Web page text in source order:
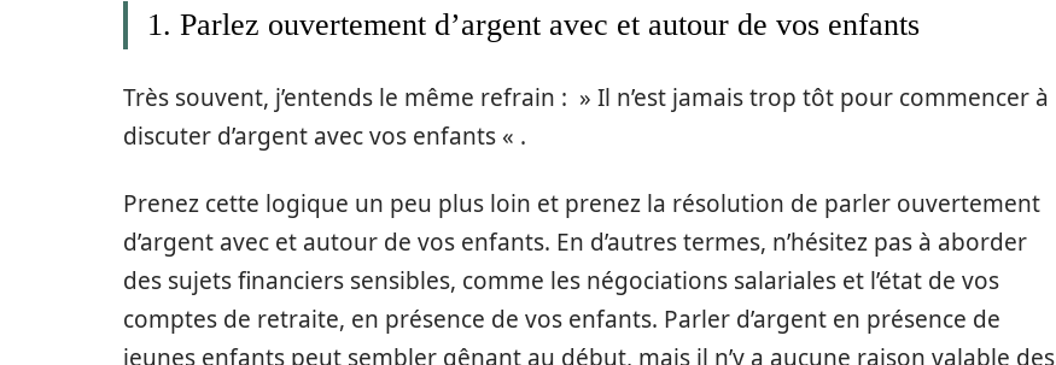
1. Parlez ouvertement d’argent avec et autour de vos enfants
Très souvent, j’entends le même refrain : » Il n’est jamais trop tôt pour commencer à
discuter d’argent avec vos enfants « .
Prenez cette logique un peu plus loin et prenez la résolution de parler ouvertement
d’argent avec et autour de vos enfants. En d’autres termes, n’hésitez pas à aborder
des sujets financiers sensibles, comme les négociations salariales et l’état de vos
comptes de retraite, en présence de vos enfants. Parler d’argent en présence de
jeunes enfants peut sembler gênant au début, mais il n’y a aucune raison valable des